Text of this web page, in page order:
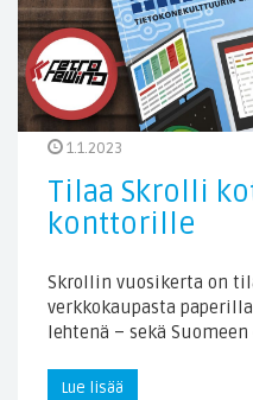
1.1.2023
Tilaa Skrolli
konttorille
Skrollin vuosikerta on
verkkokaupasta
lehtenä – sekä
Lue lisää